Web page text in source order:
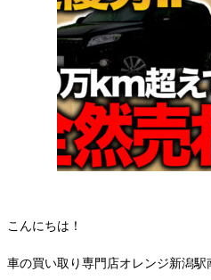
こんにちは！
車の買い取り専門店オレンジ新潟駅